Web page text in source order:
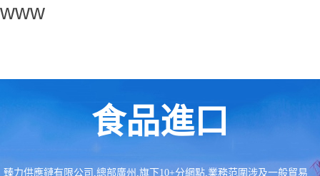
www
食品進口
臻力供應鏈有限公司,總部廣州,旗下10+分網點,業務范圍涉及一般貿易